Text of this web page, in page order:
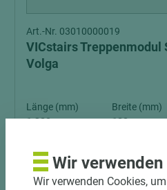
Art.-Nr. 03010000019
VICstairs Treppenmodul
Volga
Länge (mm)
1.380
Breite (mm)
180
Wir
Wir verwenden Cookies,